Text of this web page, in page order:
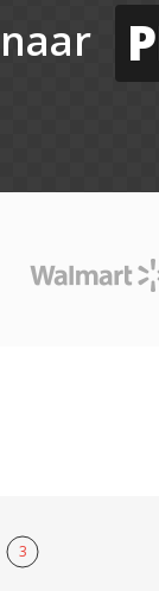
naar
3